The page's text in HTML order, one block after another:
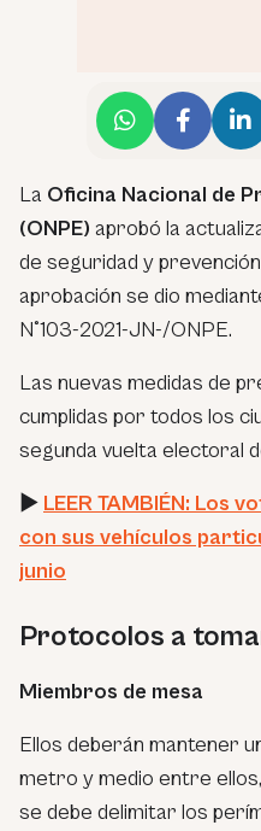
La Oficina Nacional de
(ONPE) aprobó la
de seguridad y
aprobación se dio
N°103-2021-JN-/ONPE.
Las nuevas medidas de
cumplidas por todos los
segunda vuelta electoral
► LEER TAMBIÉN: Los
con sus vehículos
junio
Protocolos a
Miembros de mesa
Ellos deberán mantener
metro y medio entre
se debe delimitar los